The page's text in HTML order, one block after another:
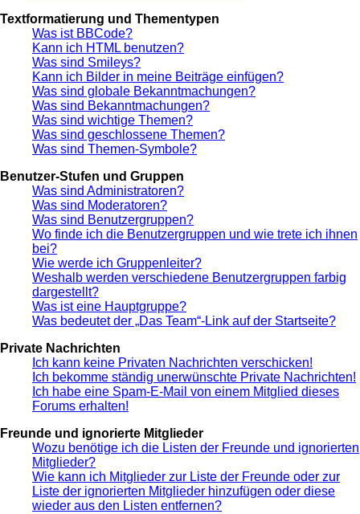
Textformatierung und Thementypen
Was ist BBCode?
Kann ich HTML benutzen?
Was sind Smileys?
Kann ich Bilder in meine Beiträge einfügen?
Was sind globale Bekanntmachungen?
Was sind Bekanntmachungen?
Was sind wichtige Themen?
Was sind geschlossene Themen?
Was sind Themen-Symbole?
Benutzer-Stufen und Gruppen
Was sind Administratoren?
Was sind Moderatoren?
Was sind Benutzergruppen?
Wo finde ich die Benutzergruppen und wie trete ich ihnen
bei?
Wie werde ich Gruppenleiter?
Weshalb werden verschiedene Benutzergruppen farbig
dargestellt?
Was ist eine Hauptgruppe?
Was bedeutet der „Das Team“-Link auf der Startseite?
Private Nachrichten
Ich kann keine Privaten Nachrichten verschicken!
Ich bekomme ständig unerwünschte Private Nachrichten!
Ich habe eine Spam-E-Mail von einem Mitglied dieses
Forums erhalten!
Freunde und ignorierte Mitglieder
Wozu benötige ich die Listen der Freunde und ignorierten
Mitglieder?
Wie kann ich Mitglieder zur Liste der Freunde oder zur
Liste der ignorierten Mitglieder hinzufügen oder diese
wieder aus den Listen entfernen?